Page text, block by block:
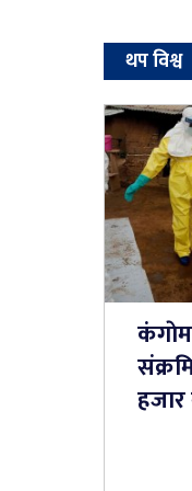
थप विश्व
हजार